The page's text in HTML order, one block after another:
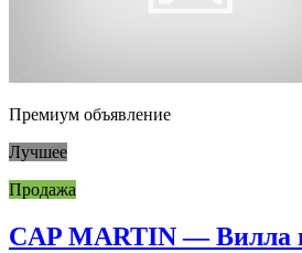
Премиум объявление
Лучшее
Продажа
CAP MARTIN — Вилла